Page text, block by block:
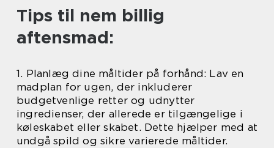
Tips til nem billig
aftensmad:
1. Planlæg dine måltider på forhånd: Lav en
madplan for ugen, der inkluderer
budgetvenlige retter og udnytter
ingredienser, der allerede er tilgængelige i
køleskabet eller skabet. Dette hjælper med at
undgå spild og sikre varierede måltider.